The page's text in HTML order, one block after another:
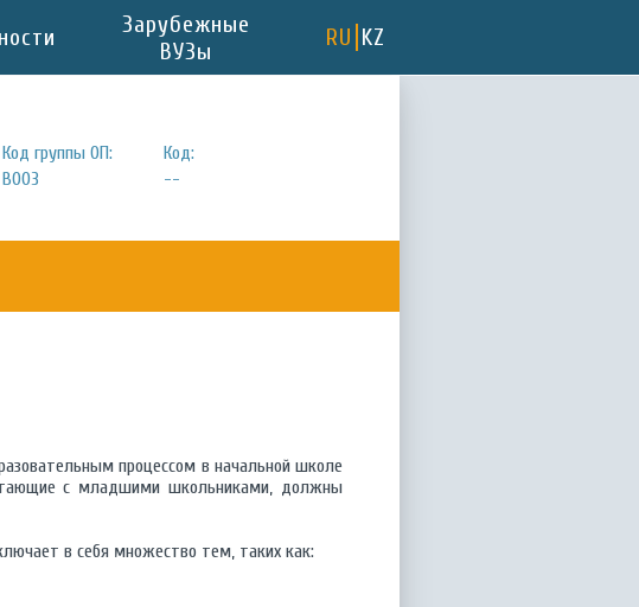
Зарубежные
ВУЗы
RU KZ
Код группы ОП:
В003
Код:
--
процессом в начальной школе
с младшими школьниками, должны
в себя множество тем, таких как: